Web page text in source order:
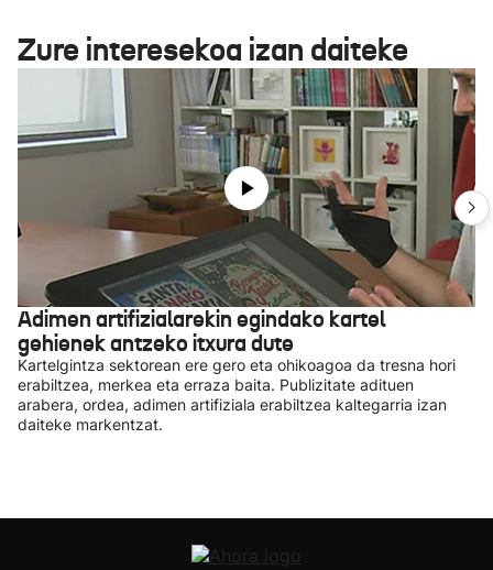
Zure interesekoa izan daiteke
Adimen artifizialarekin egindako kartel
gehienek antzeko itxura dute
Kartelgintza sektorean ere gero eta ohikoagoa da tresna hori
erabiltzea, merkea eta erraza baita. Publizitate adituen
arabera, ordea, adimen artifiziala erabiltzea kaltegarria izan
daiteke markentzat.